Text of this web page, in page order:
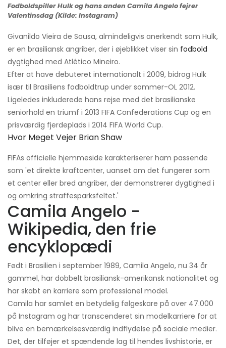
Fodboldspiller Hulk og hans anden Camila Angelo fejrer
Valentinsdag (Kilde: Instagram)
Givanildo Vieira de Sousa, almindeligvis anerkendt som Hulk,
er en brasiliansk angriber, der i øjeblikket viser sin fodbold
dygtighed med Atlético Mineiro.
Efter at have debuteret internationalt i 2009, bidrog Hulk
især til Brasiliens fodboldtrup under sommer-OL 2012.
Ligeledes inkluderede hans rejse med det brasilianske
seniorhold en triumf i 2013 FIFA Confederations Cup og en
prisværdig fjerdeplads i 2014 FIFA World Cup.
Hvor Meget Vejer Brian Shaw
FIFAs officielle hjemmeside karakteriserer ham passende
som 'et direkte kraftcenter, uanset om det fungerer som
et center eller bred angriber, der demonstrerer dygtighed i
og omkring straffesparksfeltet.'
Camila Angelo -
Wikipedia, den frie
encyklopædi
Født i Brasilien i september 1989, Camila Angelo, nu 34 år
gammel, har dobbelt brasiliansk-amerikansk nationalitet og
har skabt en karriere som professionel model.
Camila har samlet en betydelig følgeskare på over 47.000
på Instagram og har transcenderet sin modelkarriere for at
blive en bemærkelsesværdig indflydelse på sociale medier.
Det, der tilføjer et spændende lag til hendes livshistorie, er